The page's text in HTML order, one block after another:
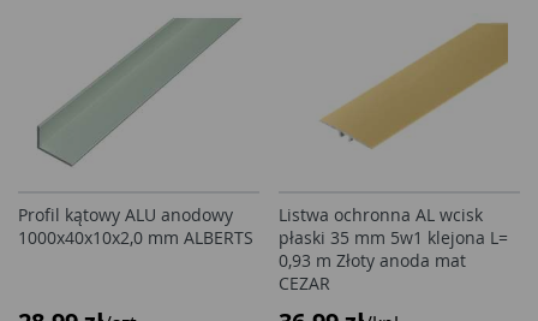
Profil kątowy ALU anodowy
1000x40x10x2,0 mm ALBERTS
Listwa ochronna AL wcisk
płaski 35 mm 5w1 klejona L=
0,93 m Złoty anoda mat
CEZAR